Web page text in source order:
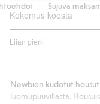
Sujuva
Kokemus koosta
Liian pieni
/
ääneen
Newbien kudotut
luomupuuvillasta.